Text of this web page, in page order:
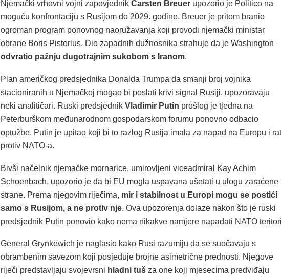
Njemački vrhovni vojni zapovjednik Carsten Breuerupozorio je Politico na
moguću konfrontaciju s Rusijom do 2029. godine. Breuer je pritom branio
ogroman program ponovnog naoružavanja koji provodi njemački ministar
obrane Boris Pistorius. Dio zapadnih dužnosnika strahuje da je Washington
odvratio pažnju dugotrajnim sukobom s Iranom.
Plan američkog predsjednika Donalda Trumpa da smanji broj vojnika
stacioniranih u Njemačkoj mogao bi poslati krivi signal Rusiji, upozoravaju
neki analitičari. Ruski predsjednik Vladimir Putin prošlog je tjedna na
Peterburškom međunarodnom gospodarskom forumu ponovno odbacio
optužbe. Putin je upitao koji bi to razlog Rusija imala za napad na Europu i rat
protiv NATO-a.
Bivši načelnik njemačke mornarice, umirovljeni viceadmiral Kay Achim
Schoenbach, upozorio je da bi EU mogla uspavana ušetati u ulogu zaraćene
strane. Prema njegovim riječima, mir i stabilnost u Europi mogu se postići
samo s Rusijom, a ne protiv nje. Ova upozorenja dolaze nakon što je ruski
predsjednik Putin ponovio kako nema nikakve namjere napadati NATO
General Grynkewich je naglasio kako Rusi razumiju da se suočavaju s
obrambenim savezom koji posjeduje brojne asimetrične prednosti. Njegove
riječi predstavljaju svojevrsni hladni tušza one koji mjesecima predviđaju